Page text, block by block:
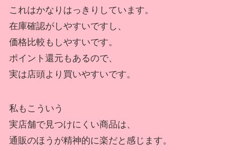
これはかなりはっきりしています。
在庫確認がしやすいですし、
価格比較もしやすいです。
ポイント還元もあるので、
実は店頭より買いやすいです。
私もこういう
実店舗で見つけにくい商品は、
通販のほうが精神的に楽だと感じます。